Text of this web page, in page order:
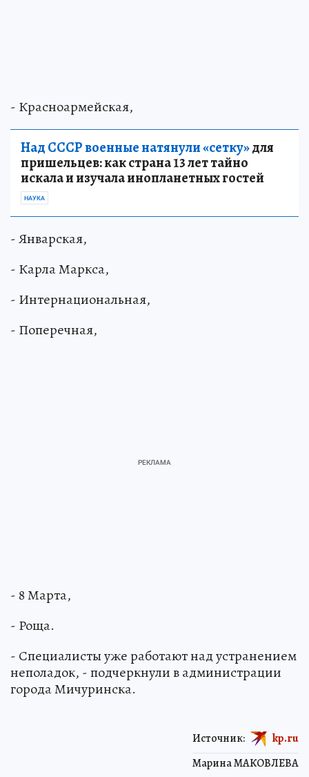
- Красноармейская,
Над СССР военные натянули «сетку»для
пришельцев: как страна 13 лет тайно
искала и изучала инопланетных гостей
НАУКА
- Январская,
- Карла Маркса,
- Интернациональная,
- Поперечная,
- 8 Марта,
- Роща.
- Специалисты уже работают над устранением
неполадок, - подчеркнули в администрации
города Мичуринска.
Марина МАКОВЛЕВА
Источник: kp.ru